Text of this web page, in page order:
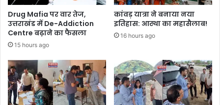
Drug Mafia पर वार तेज,
उत्तराखंड में De-Addiction
Centre बढ़ाने का फैसला
15 hours ago
कांवड़ यात्रा ने बनाया नया
इतिहास: आस्था का महासैलाब!
16 hours ago